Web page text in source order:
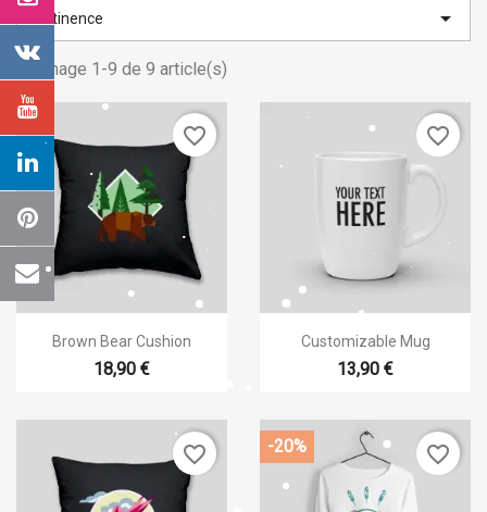
Pertinence 
Affichage 1-9 de 9 article(s)
Aperçu rapide
Brown Bear Cushion
18,90 €
favorite_border
Aperçu rapide
Customizable Mug
13,90 €
favorite_border
favorite_border -20% favorite_border